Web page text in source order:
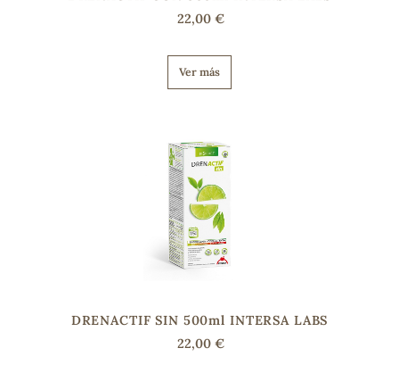
22,00 €
Ver más
DRENACTIF SIN 500ml INTERSA LABS
22,00 €